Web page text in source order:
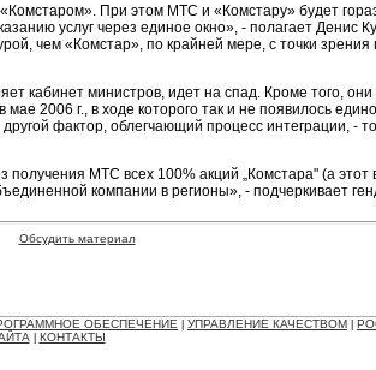
При этом МТС и «Комстару» будет
услуг через единое окно», - полагает Денис
чем «Комстар», по крайней мере, с точки зрения
кабинет министров, идет на спад. Кроме того,
2006 г., в ходе которого так и не появилось
фактор, облегчающий процесс интеграции, -
МТС всех 100% акций „Комстара" (а
компании в регионы», - подчеркивает
Обсудить материал
ОБЕСПЕЧЕНИЕ УПРАВЛЕНИЕ КАЧЕСТВОМ
| КОНТАКТЫ